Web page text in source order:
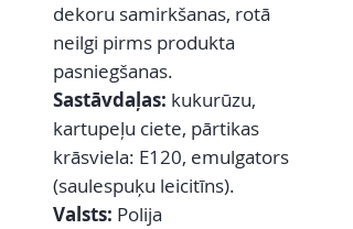
dekoru samirkšanas, rotā
neilgi pirms produkta
pasniegšanas.
Sastāvdaļas: kukurūzu,
kartupeļu ciete, pārtikas
krāsviela: E120, emulgators
(saulespuķu leicitīns).
Valsts: Polija